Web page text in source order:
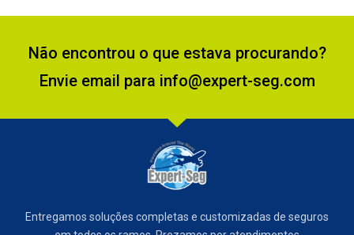
Não encontrou o que estava procurando?
Envie email para info@expert-seg.com
Entregamos soluções completas e customizadas de seguros